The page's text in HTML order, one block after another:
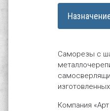
Саморезы с
Компания